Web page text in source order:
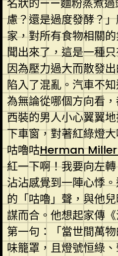
名狀的——麵粉蒸煮過
慮？還是過度發酵？
家，對所有食物相關
聞出來了，這是一種
因為壓力過大而散發
陷入了混亂。汽車不
為無論從哪個方向看
西裝的男人小心翼翼
下車窗，對著紅綠燈
咕嚕咕Herman
紅一下啊！我要向左
沾沾感覺到一陣心悸
的「咕嚕」聲，與他
謀而合。他想起家傳
第一句：「當世間萬
味籠罩，且燈號恒綠